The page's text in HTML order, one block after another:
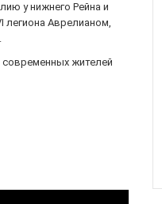
у нижнего Рейна и
легиона Аврелианом,
современных жителей